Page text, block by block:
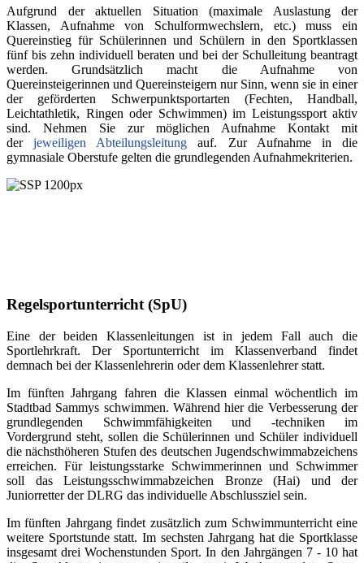
Aufgrund der aktuellen Situation (maximale Auslastung der
Klassen, Aufnahme von Schulformwechslern, etc.) muss ein
Quereinstieg für Schülerinnen und Schülern in den Sportklassen
fünf bis zehn individuell beraten und bei der Schulleitung beantragt
werden. Grundsätzlich macht die Aufnahme von
Quereinsteigerinnen und Quereinsteigern nur Sinn, wenn sie in einer
der geförderten Schwerpunktsportarten (Fechten, Handball,
Leichtathletik, Ringen oder Schwimmen) im Leistungssport aktiv
sind. Nehmen Sie zur möglichen Aufnahme Kontakt mit
der
jeweiligen Abteilungsleitung
auf. Zur Aufnahme in die
gymnasiale Oberstufe gelten die grundlegenden Aufnahmekriterien.
Regelsportunterricht (SpU)
Eine der beiden Klassenleitungen ist in jedem Fall auch die
Sportlehrkraft. Der Sportunterricht im Klassenverband findet
demnach bei der Klassenlehrerin oder dem Klassenlehrer statt.
Im fünften Jahrgang fahren die Klassen einmal wöchentlich im
Stadtbad Sammys schwimmen. Während hier die Verbesserung der
grundlegenden Schwimmfähigkeiten und -techniken im
Vordergrund steht, sollen die Schülerinnen und Schüler individuell
die nächsthöheren Stufen des deutschen Jugendschwimmabzeichens
erreichen. Für leistungsstarke Schwimmerinnen und Schwimmer
soll das Leistungsschwimmabzeichen Bronze (Hai) und der
Juniorretter der DLRG das individuelle Abschlussziel sein.
Im fünften Jahrgang findet zusätzlich zum Schwimmunterricht eine
weitere Sportstunde statt. Im sechsten Jahrgang hat die Sportklasse
insgesamt drei Wochenstunden Sport. In den Jahrgängen 7 - 10 hat